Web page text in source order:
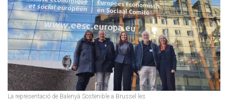
La representació de Balenyà Sostenible a Brussel·les